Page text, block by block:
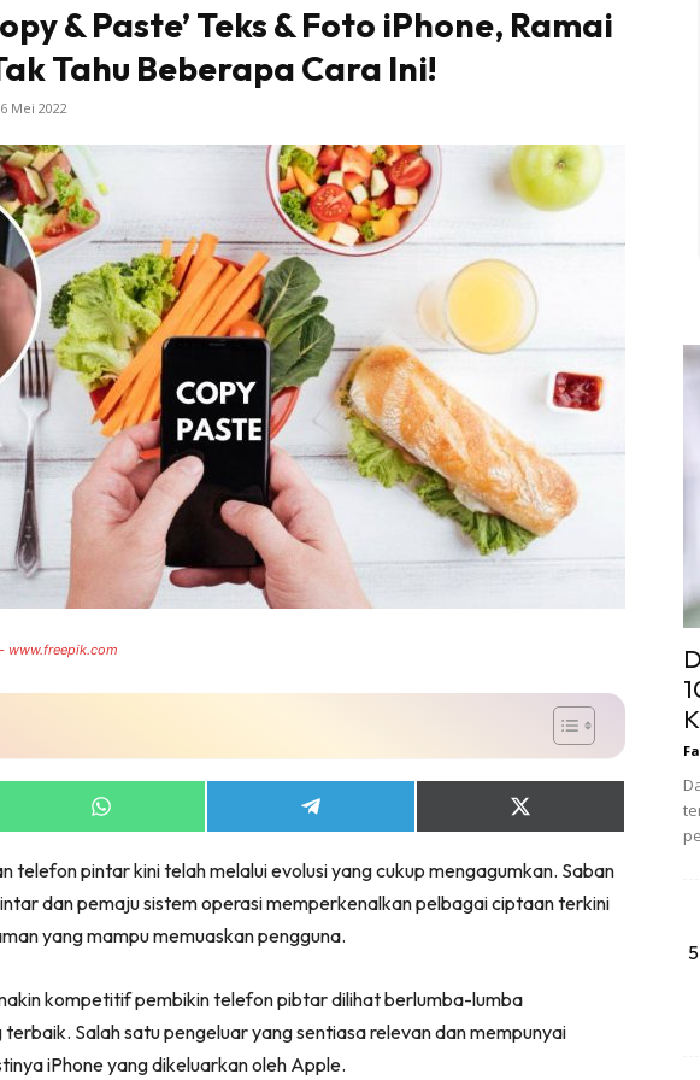
& Paste’ Teks & Foto iPhone, Ramai
Tahu Beberapa Cara Ini!
Mei 2022
www.freepik.com
Share
on
Share
on
Share
on
(Twitter)
telefon pintar kini telah melalui evolusi yang cukup mengagumkan. Saban
dan pemaju sistem operasi memperkenalkan pelbagai ciptaan terkini
yang mampu memuaskan pengguna.
kompetitif pembikin telefon pibtar dilihat berlumba-lumba
Salah satu pengeluar yang sentiasa relevan dan mempunyai
iPhone yang dikeluarkan oleh Apple.